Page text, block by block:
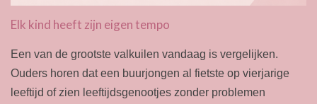
Elk kind heeft zijn eigen tempo
Een van de grootste valkuilen vandaag is vergelijken.
Ouders horen dat een buurjongen al fietste op vierjarige
leeftijd of zien leeftijdsgenootjes zonder problemen